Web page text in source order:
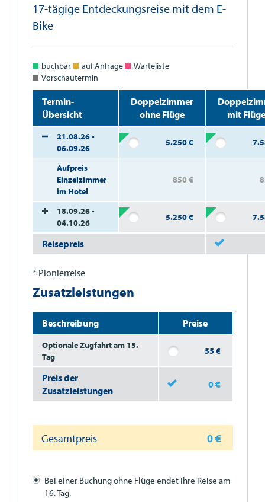
17-tägige Entdeckungsreise mit dem E-
Bike
buchbar auf Anfrage
Warteliste
Vorschautermin
Termin-
Übersicht
Doppelzimmer
ohne Flüge
mit
Reisepreis
21.08.26 -
06.09.26
5.250€
Aufpreis
Einzelzimmer
im Hotel
850€
18.09.26 -
04.10.26
5.250€
* Pionierreise
Zusatzleistungen
Beschreibung Preise
Preis der
Zusatzleistungen
0€
Optionale Zugfahrt am 13.
Tag
55 €
Gesamtpreis 0€
Bei einer Buchung ohne Flüge endet Ihre Reise am
16. Tag.